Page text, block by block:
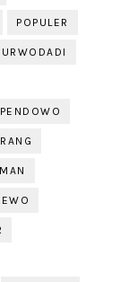
POPULER